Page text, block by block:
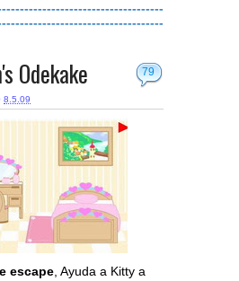
79
Odekake
8.5.09
escape, Ayuda a Kitty a